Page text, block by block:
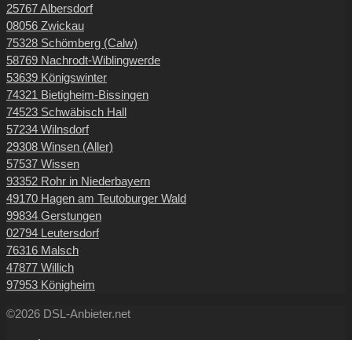
25767 Albersdorf
08056 Zwickau
75328 Schömberg (Calw)
58769 Nachrodt-Wiblingwerde
53639 Königswinter
74321 Bietigheim-Bissingen
74523 Schwäbisch Hall
57234 Wilnsdorf
29308 Winsen (Aller)
57537 Wissen
93352 Rohr in Niederbayern
49170 Hagen am Teutoburger Wald
99834 Gerstungen
02794 Leutersdorf
76316 Malsch
47877 Willich
97953 Königheim
©2026 DSL-Anbieter.net